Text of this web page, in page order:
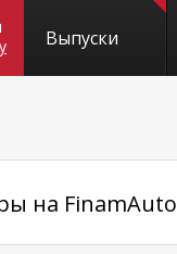
Выпуски
на